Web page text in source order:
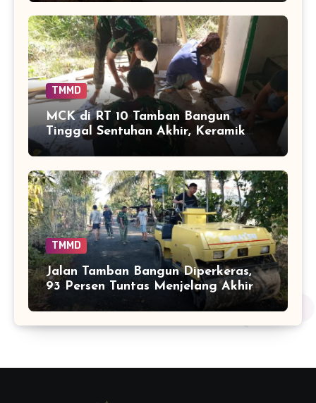
TMMD
MCK di RT 10 Tamban Bangun
Tinggal Sentuhan Akhir, Keramik
Capai 75 Persen
TMMD
Jalan Tamban Bangun Diperkeras,
93 Persen Tuntas Menjelang Akhir
TMMD